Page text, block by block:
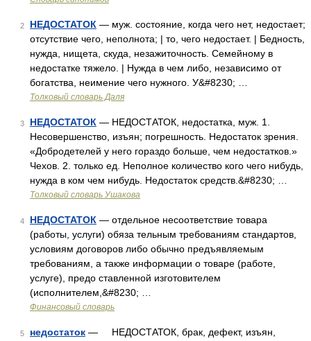
2 НЕДОСТАТОК — муж. состояние, когда чего нет, недостает;
отсутствие чего, неполнота; | то, чего недостает. | Бедность,
нужда, нищета, скуда, незажиточность. Семейному в
недостатке тяжело. | Нужда в чем либо, независимо от
богатства, неимение чего нужного. У&#8230; …
Толковый словарь Даля
3 НЕДОСТАТОК — НЕДОСТАТОК, недостатка, муж. 1.
Несовершенство, изъян; погрешность. Недостаток зрения.
«Добродетелей у него гораздо больше, чем недостатков.»
Чехов. 2. только ед. Неполное количество кого чего нибудь,
нужда в ком чем нибудь. Недостаток средств.&#8230; …
Толковый словарь Ушакова
4 НЕДОСТАТОК — отдельное несоответствие товара
(работы, услуги) обяза тельным требованиям стандартов,
условиям договоров либо обычно предъявляемым
требованиям, а также информации о товаре (работе,
услуге), предо ставленной изготовителем
(исполнителем,&#8230; …
Финансовый словарь
5 недостаток — НЕДОСТАТОК, брак, дефект, изъян,